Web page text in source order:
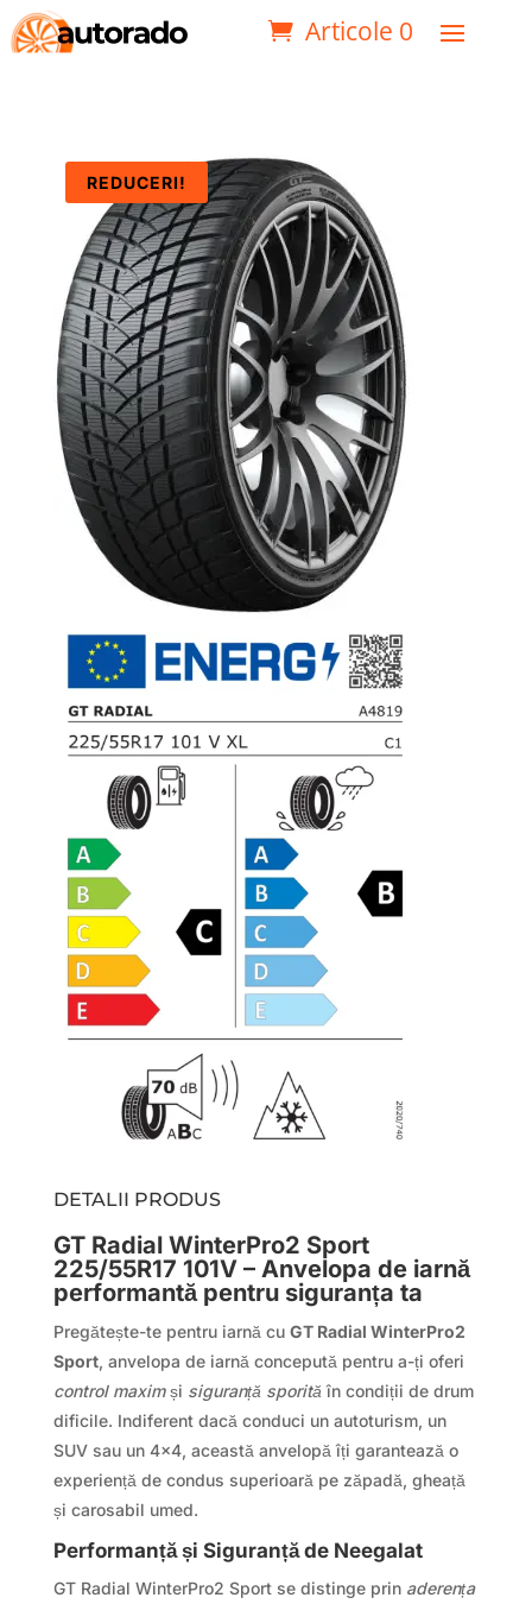
Articole 0
REDUCERI!
DETALII PRODUS
GT Radial WinterPro2 Sport
225/55R17 101V – Anvelopa de iarnă
performantă pentru siguranța ta
Pregătește-te pentru iarnă cu GT Radial WinterPro2
Sport, anvelopa de iarnă concepută pentru a-ți oferi
control maximși siguranță sporită în condiții de drum
dificile. Indiferent dacă conduci un autoturism, un
SUV sau un 4×4, această anvelopă îți garantează o
experiență de condus superioară pe zăpadă, gheață
și carosabil umed.
Performanță și Siguranță de Neegalat
GT Radial WinterPro2 Sport se distinge prin aderența